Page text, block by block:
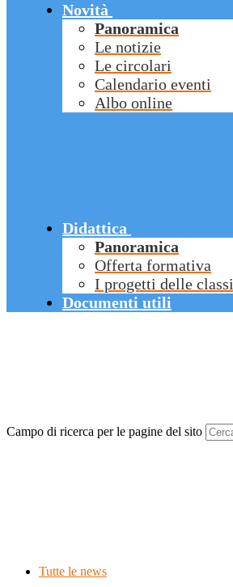
Novità
Panoramica
Le notizie
Le circolari
Calendario eventi
Albo online
Didattica
Panoramica
Offerta formativa
I progetti delle classi
Documenti utili
Campo di ricerca per le pagine del sito
Tutte le news